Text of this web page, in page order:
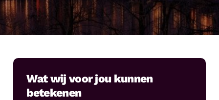
Wat wij voor jou kunnen
betekenen